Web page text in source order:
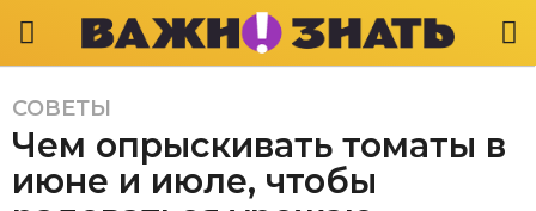
6
л
т
СОВЕТЫ
Чем опрыскивать томаты в
июне и июле, чтобы